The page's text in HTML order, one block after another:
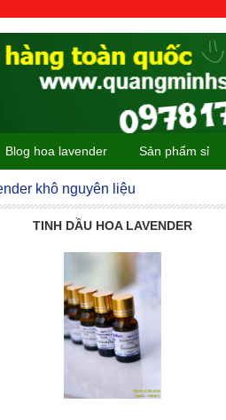
TINH DẦU HOA LAVENDER
khô nguyên liệu
Blog hoa lavender Sản phẩm sỉ